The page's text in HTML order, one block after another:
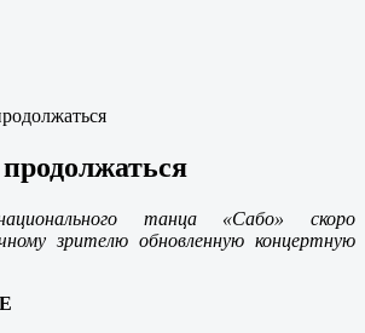
танца «Сабо» скоро
зрителю обновленную концертную